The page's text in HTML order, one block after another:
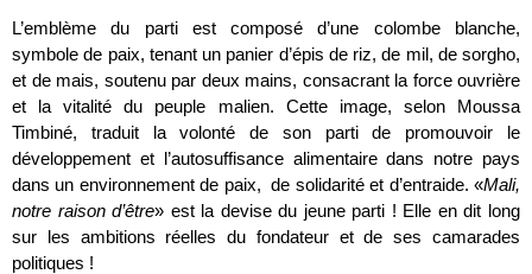
L’emblème du parti est composé d’une colombe blanche,
symbole de paix, tenant un panier d’épis de riz, de mil, de sorgho,
et de mais, soutenu par deux mains, consacrant la force ouvrière
et la vitalité du peuple malien. Cette image, selon Moussa
Timbiné, traduit la volonté de son parti de promouvoir le
développement et l’autosuffisance alimentaire dans notre pays
dans un environnement de paix, de solidarité et d’entraide. «Mali,
notre raison d’être» est la devise du jeune parti ! Elle en dit long
sur les ambitions réelles du fondateur et de ses camarades
politiques !